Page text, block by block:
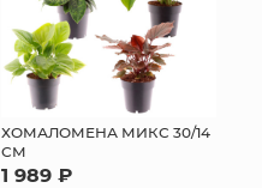
ХОМАЛОМЕНА МИКС 30/14
СМ
1 989 ₽